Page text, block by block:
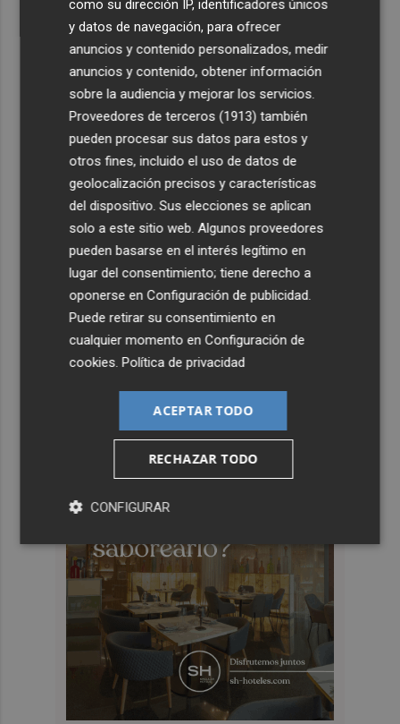
como su dirección IP, identificadores únicos
y datos de navegación, para ofrecer
anuncios y contenido personalizados, medir
anuncios y contenido, obtener información
sobre la audiencia y mejorar los servicios.
Proveedores de terceros (1913) también
pueden procesar sus datos para estos y
otros fines, incluido el uso de datos de
geolocalización precisos y características
del dispositivo. Sus elecciones se aplican
solo a este sitio web. Algunos proveedores
pueden basarse en el interés legítimo en
lugar del consentimiento; tiene derecho a
oponerse enConfiguración de publicidad
Puede retirar su consentimiento en
cualquier momento enConfiguración de
cookies .Política de privacidad
ACEPTAR TODO
RECHAZAR TODO
CONFIGURAR